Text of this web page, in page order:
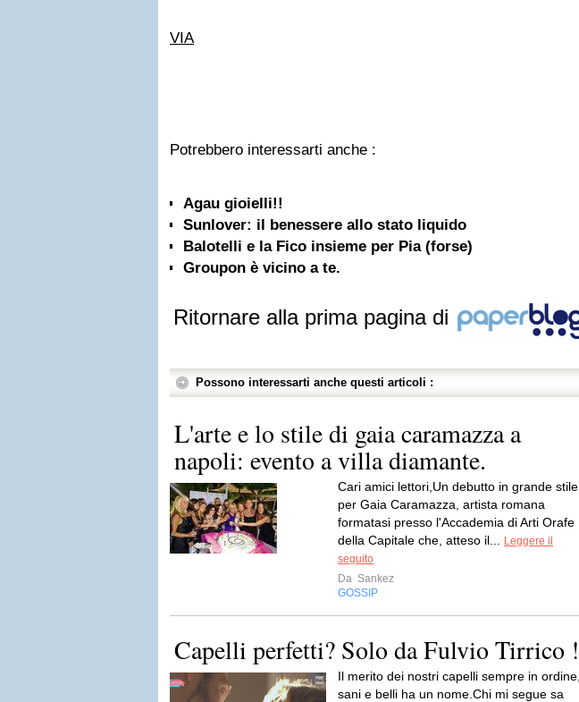
VIA
Potrebbero interessarti anche :
Agau gioielli!!
Sunlover: il benessere allo stato liquido
Balotelli e la Fico insieme per Pia (forse)
Groupon è vicino a te.
Ritornare alla prima pagina di
Possono interessarti anche questi articoli :
L'arte e lo stile di gaia caramazza a
napoli: evento a villa diamante.
Cari amici lettori,Un debutto in grande stile
per Gaia Caramazza, artista romana
formatasi presso l'Accademia di Arti Orafe
della Capitale che, atteso il...
Leggere il
seguito
Da Sankez
GOSSIP
Capelli perfetti? Solo da Fulvio Tirrico !
Il merito dei nostri capelli sempre in ordine,
sani e belli ha un nome.Chi mi segue sa